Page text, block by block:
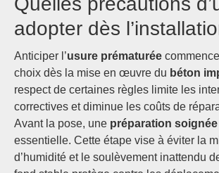
adopter dès
Anticiper l’usure prématurée
choix dès la mise en œuvre du béton
respect de certaines règles limite les
correctives et diminue les coûts de
Avant la pose, une préparation soignée
essentielle. Cette étape vise à éviter la
d’humidité et le soulèvement inattendu